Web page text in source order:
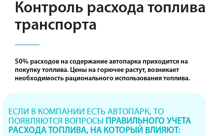
Контроль расхода топлива
транспорта
50% расходов на содержание автопарка приходится на
покупку топлива. Цены на горючее растут, возникает
необходимость рационального использования топлива.
ЕСЛИ В КОМПАНИИ ЕСТЬ АВТОПАРК, ТО
ПОЯВЛЯЮТСЯ ВОПРОСЫ ПРАВИЛЬНОГО УЧЕТА
РАСХОДА ТОПЛИВА, НА КОТОРЫЙ ВЛИЯЮТ: